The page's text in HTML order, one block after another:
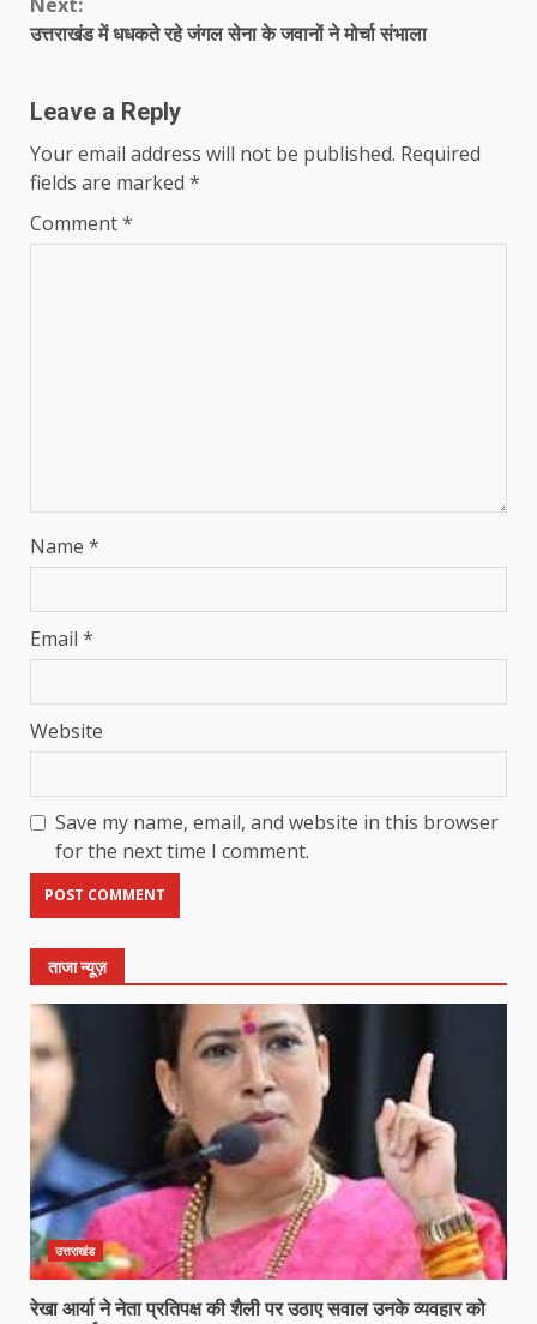
उत्तराखंड में धधकते रहे जंगल सेना के जवानों ने मोर्चा संभाला
Leave a Reply
Your email address will not be published. Required
fields are marked *
Comment*
Name *
Email *
Website
Save my name, email, and website in this browser
for the next time I comment.
ताजा न्यूज़
उत्तराखंड
रेखा आर्या ने नेता प्रतिपक्ष की शैली पर उठाए सवाल उनके व्यवहार को